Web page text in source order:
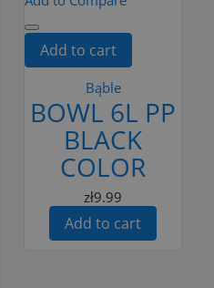
Add to cart
Bąble
BOWL 6L PP
BLACK
COLOR
zł9.99
Add to cart